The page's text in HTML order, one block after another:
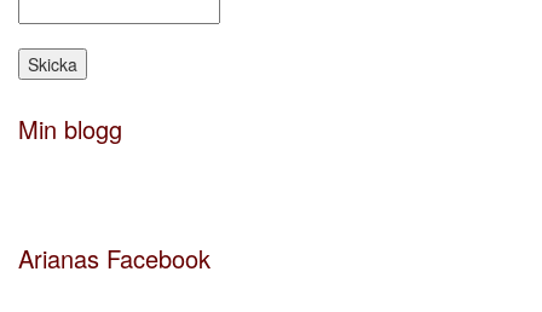
Min blogg
Arianas Facebook